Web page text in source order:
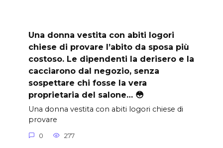
Una donna vestita con abiti logori
chiese di provare l’abito da sposa più
costoso. Le dipendenti la derisero e la
cacciarono dal negozio, senza
sospettare chi fosse la vera
proprietaria del salone… 😳
Una donna vestita con abiti logori chiese di
provare
0 277